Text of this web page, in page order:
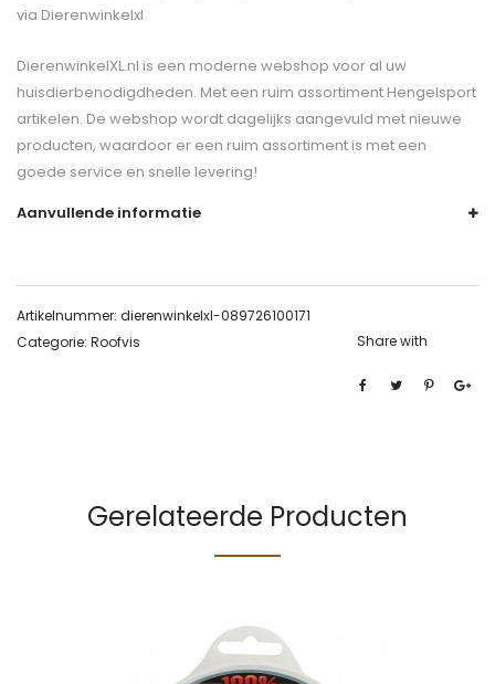
via Dierenwinkelxl
DierenwinkelXL.nl is een moderne webshop voor al uw
huisdierbenodigdheden. Met een ruim assortiment Hengelsport
artikelen. De webshop wordt dagelijks aangevuld met nieuwe
producten, waardoor er een ruim assortiment is met een
goede service en snelle levering!
Aanvullende informatie
Artikelnummer: dierenwinkelxl-089726100171
Categorie: Roofvis Share with
Gerelateerde Producten